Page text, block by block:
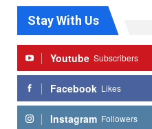
Stay With Us
Youtube Subscribers
Facebook Likes
Instagram Followers